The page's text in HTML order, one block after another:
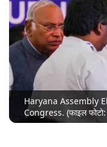
Haryana Assembly
Congress. (फाइल